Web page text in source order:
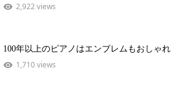
2,922 views
100年以上のピアノはエンブレムもおしゃれ
1,710 views